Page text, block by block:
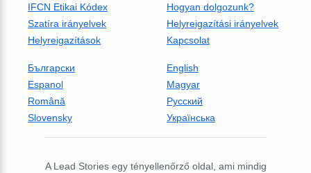
IFCN Etikai Kódex
Hogyan dolgozunk?
Szatíra irányelvek
Helyreigazítási irányelvek
Helyreigazítások
Kapcsolat
Български
English
Espanol
Magyar
Română
Русский
Slovensky
Українська
A Lead Stories egy tényellenőrző oldal, ami mindig